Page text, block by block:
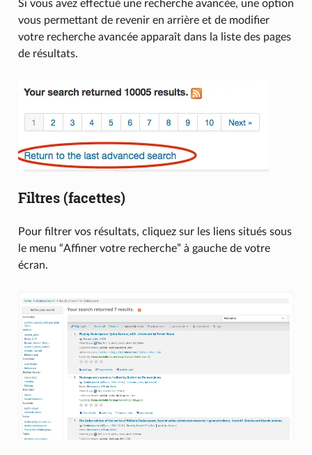
Si vous avez effectué une recherche avancée, une option
vous permettant de revenir en arrière et de modifier
votre recherche avancée apparaît dans la liste des pages
de résultats.
Filtres (facettes)
Pour filtrer vos résultats, cliquez sur les liens situés sous
le menu “Affiner votre recherche” à gauche de votre
écran.